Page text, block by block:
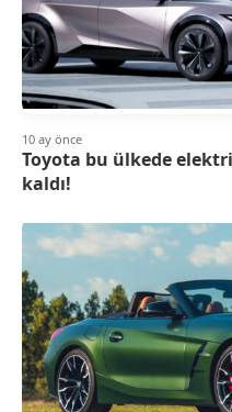
10 ay önce
Toyota bu ülkede
kaldı!